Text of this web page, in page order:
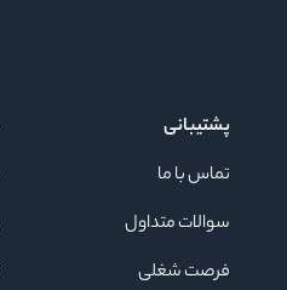
پشتیبانی
تماس با ما
سوالات متداول
فرصت شغلی